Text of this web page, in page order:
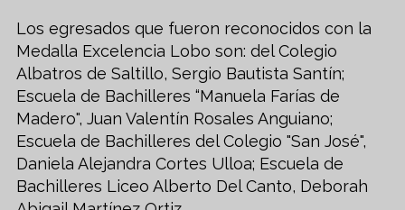
Los egresados que fueron reconocidos con la
Medalla Excelencia Lobo son: del Colegio
Albatros de Saltillo, Sergio Bautista Santín;
Escuela de Bachilleres “Manuela Farías de
Madero", Juan Valentín Rosales Anguiano;
Escuela de Bachilleres del Colegio "San José",
Daniela Alejandra Cortes Ulloa; Escuela de
Bachilleres Liceo Alberto Del Canto, Deborah